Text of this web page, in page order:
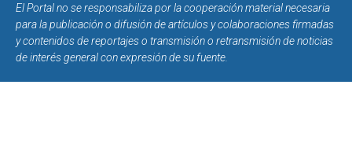
El Portal no se responsabiliza por la cooperación material necesaria
para la publicación o difusión de artículos y colaboraciones firmadas
y contenidos de reportajes o transmisión o retransmisión de noticias
de interés general con expresión de su fuente.